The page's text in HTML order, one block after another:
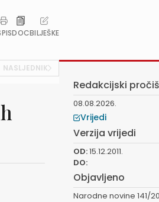
DOCBILJEŠKE
NASLJEDNIK
Redakcijski
08.08.2026.
Vrijedi
Verzija vrijedi
OD:15.12.2011.
DO:
Objavljeno
Narodne novine 141/